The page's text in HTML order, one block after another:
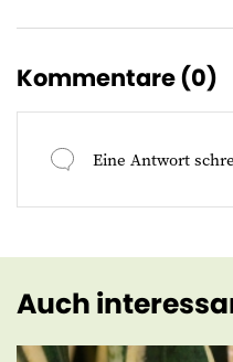
Kommentare (0)
Eine Antwort
Auch